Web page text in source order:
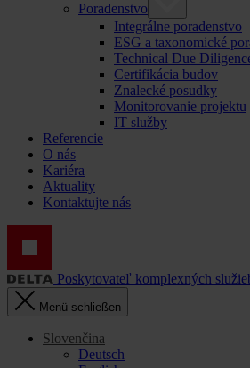
Poradenstvo
Integrálne poradenstvo
ESG a taxonomické
Technical Due
Certifikácia budov
Znalecké posudky
Monitorovanie projektu
IT služby
Referencie
O nás
Kariéra
Aktuality
Kontaktujte nás
Poskytovateľ komplexných
Menü schließen
Slovenčina
Deutsch